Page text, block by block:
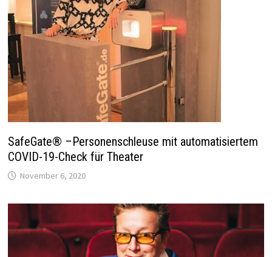
SafeGate® –Personenschleuse mit automatisiertem
COVID-19-Check für Theater
November 6, 2020